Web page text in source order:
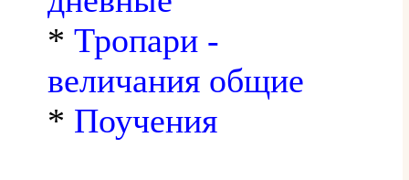
* Тропари -
величания общие
* Поучения